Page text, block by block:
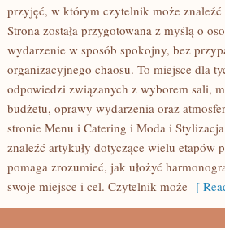
przyjęć, w którym czytelnik może
Strona została przygotowana z myślą o
wydarzenie w sposób spokojny, bez
organizacyjnego chaosu. To miejsce dla
odpowiedzi związanych z wyborem sali,
budżetu, oprawy wydarzenia oraz
stronie Menu i Catering i Moda i
znaleźć artykuły dotyczące wielu etapów
pomaga zrozumieć, jak ułożyć
swoje miejsce i cel. Czytelnik może [